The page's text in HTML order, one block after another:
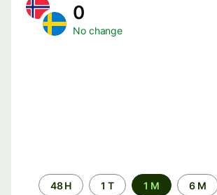
0
No change
Time 48 H 1 T 1 M 6 M